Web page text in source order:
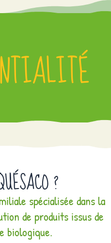
?
spécialisée dans la
de produits issus de
biologique.